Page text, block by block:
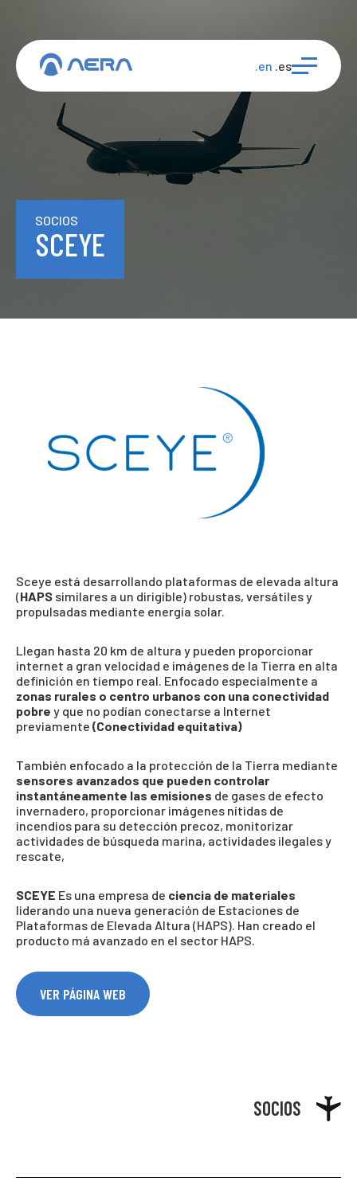
.en .es
SOCIOS
SCEYE
Sceye está desarrollando plataformas de elevada altura
(HAPS similares a un dirigible) robustas, versátiles y
propulsadas mediante energía solar.
Llegan hasta 20 km de altura y pueden proporcionar
internet a gran velocidad e imágenes de la Tierra en alta
definición en tiempo real. Enfocado especialmente a
zonas rurales o centro urbanos con una conectividad
pobre y que no podían conectarse a Internet
previamente (Conectividad equitativa)
También enfocado a la protección de la Tierra mediante
sensores avanzados que pueden controlar
instantáneamente las emisiones de gases de efecto
invernadero, proporcionar imágenes nítidas de
incendios para su detección precoz, monitorizar
actividades de búsqueda marina, actividades ilegales y
rescate,
SCEYE Es una empresa de ciencia de materiales
liderando una nueva generación de Estaciones de
Plataformas de Elevada Altura (HAPS). Han creado el
producto má avanzado en el sector HAPS.
VER PÁGINA WEB
SOCIOS